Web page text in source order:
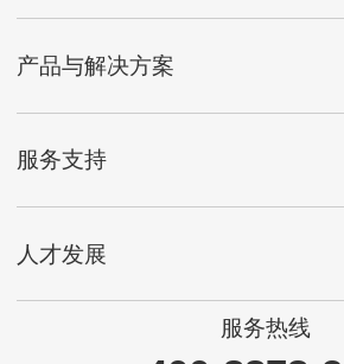
产品与解决方案
服务支持
人才发展
服务热线